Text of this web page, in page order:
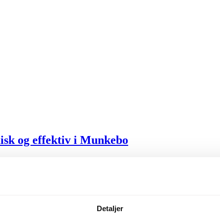
Detaljer
og effektiv i Munkebo
er vi specialister, når det kommer til installation, service og
nu!
til dit hjem i Munkebo? Amalo er din komplette løsning i